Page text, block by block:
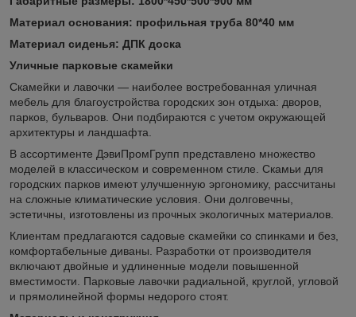
Материал основания: профильная труба 80*40 мм
Материал сиденья: ДПК доска
Уличные парковые скамейки
Скамейки и лавочки — наиболее востребованная уличная
мебель для благоустройства городских зон отдыха: дворов,
парков, бульваров. Они подбираются с учетом окружающей
архитектуры и ландшафта.
В ассортименте ДэвиПромГрупп представлено множество
моделей в классическом и современном стиле. Скамьи для
городских парков имеют улучшенную эргономику, рассчитаны
на сложные климатические условия. Они долговечны,
эстетичны, изготовлены из прочных экологичных материалов.
Клиентам предлагаются садовые скамейки со спинками и без,
комфортабельные диваны. Разработки от производителя
включают двойные и удлиненные модели повышенной
вместимости. Парковые лавочки радиальной, круглой, угловой
и прямолинейной формы недорого стоят.